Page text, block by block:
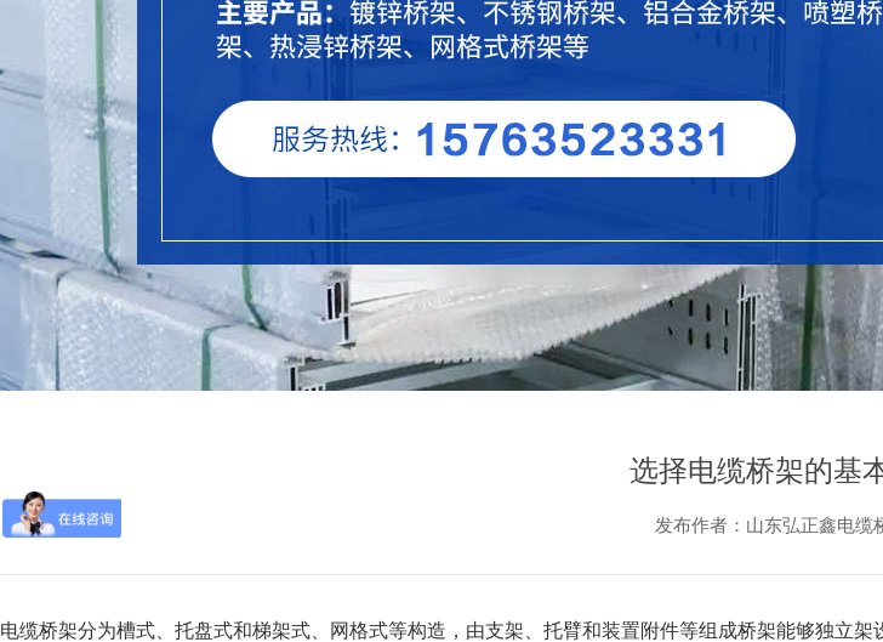
选择电缆桥架的基
发布作者：山东弘正鑫电缆
电缆桥架分为槽式、托盘式和梯架式、网格式等构造，由支架、托臂和装置附件等组成桥架能够独立